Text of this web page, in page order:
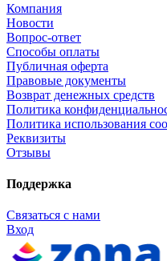
Компания
Новости
Вопрос-ответ
Способы оплаты
Публичная оферта
Правовые документы
Возврат денежных средств
Политика
Политика использования
Реквизиты
Отзывы
Поддержка
Связаться с нами
Вход